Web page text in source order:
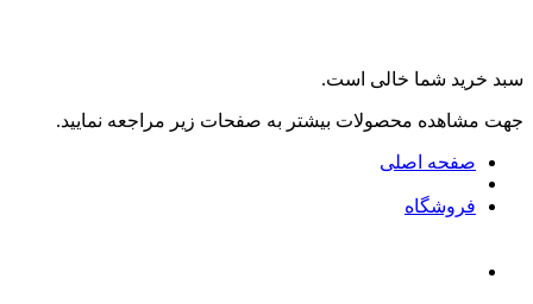
سبد خرید شما خالی است.
جهت مشاهده محصولات بیشتر به صفحات زیر مراجعه نمایید.
صفحه اصلی
فروشگاه